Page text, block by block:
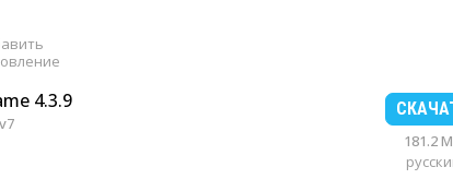
4.3.9
181.2